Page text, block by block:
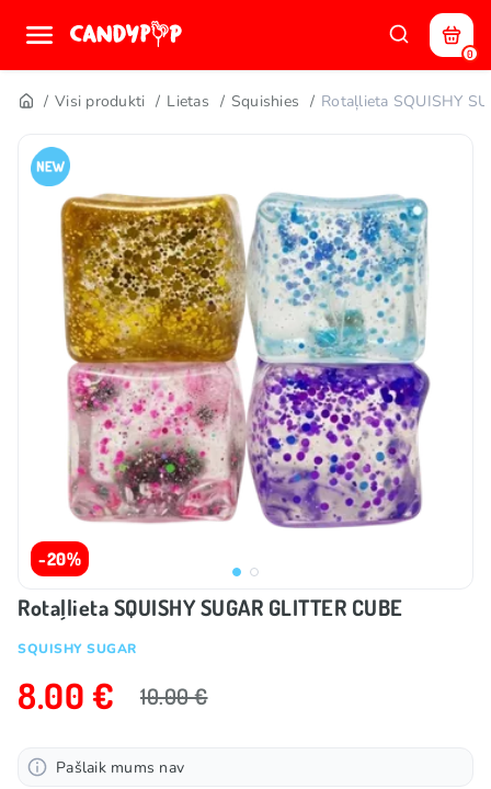
0
Visi produkti Lietas Squishies Rotaļlieta SQUISHY
-20%
Rotaļlieta SQUISHY SUGAR GLITTER CUBE
SQUISHY SUGAR
8.00 € 10.00 €
Pašlaik mums nav